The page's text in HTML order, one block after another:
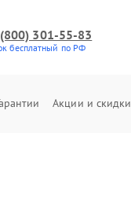
301-55-83
бесплатный по РФ
Акции и скидки